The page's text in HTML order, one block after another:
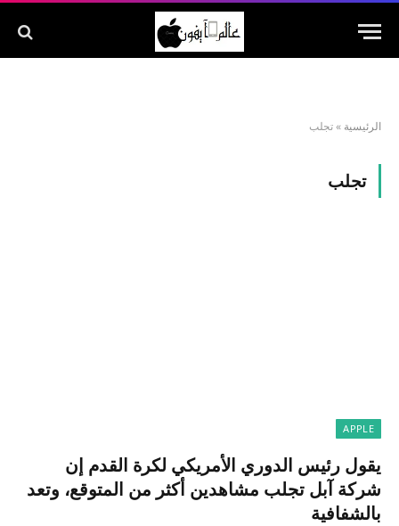
الرئيسية »تجلب
تجلب
APPLE
يقول رئيس الدوري الأمريكي لكرة القدم إن
شركة آبل تجلب مشاهدين أكثر من المتوقع، وتعد
بالشفافية